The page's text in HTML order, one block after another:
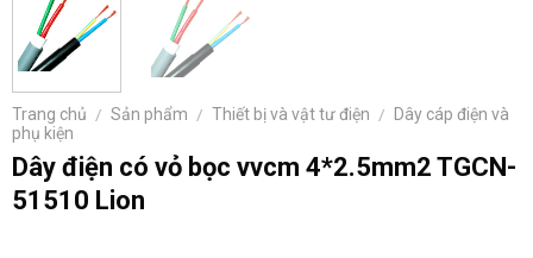
Trang chủ / Sản phẩm / Thiết bị và vật tư điện /
Dây cáp điện và
phụ kiện
Dây điện có vỏ bọc vvcm 4*2.5mm2 TGCN-
51510 Lion